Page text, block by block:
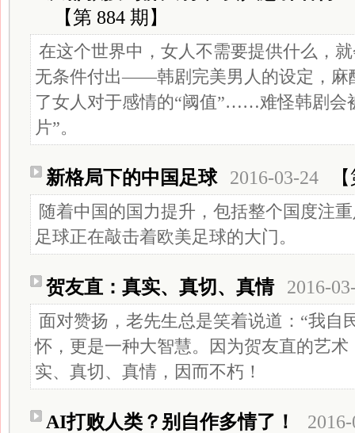
【第 884 期】
在这个世界中，女人不需要提供什么，
无条件付出——韩剧完美男人的设定，麻
了女人对于感情的“阈值”……难怪韩剧会
片”。
新格局下的中国足球 2016-03-24
随着中国的国力提升，包括整个国度注
足球正在敲击着欧美足球的大门。
贺友直：真实、真切、真情 2016-
面对赞扬，老先生总是笑着说道：“我自
怀，更是一种大智慧。因为贺友直的艺
实、真切、真情，因而不朽！
AI打败人类？别自作多情了！